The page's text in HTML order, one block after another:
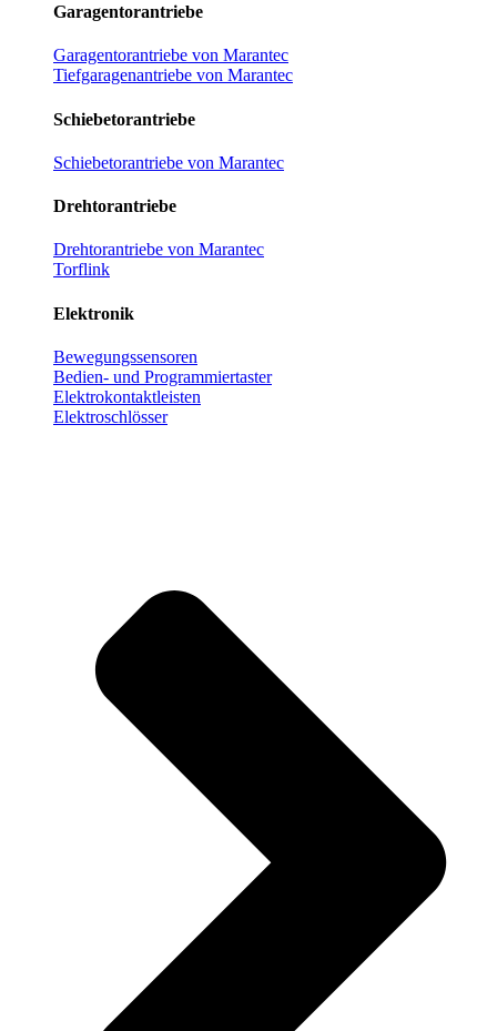
Garagentorantriebe
Garagentorantriebe von Marantec
Tiefgaragenantriebe von Marantec
Schiebetorantriebe
Schiebetorantriebe von Marantec
Drehtorantriebe
Drehtorantriebe von Marantec
Torflink
Elektronik
Bewegungssensoren
Bedien- und Programmiertaster
Elektrokontaktleisten
Elektroschlösser